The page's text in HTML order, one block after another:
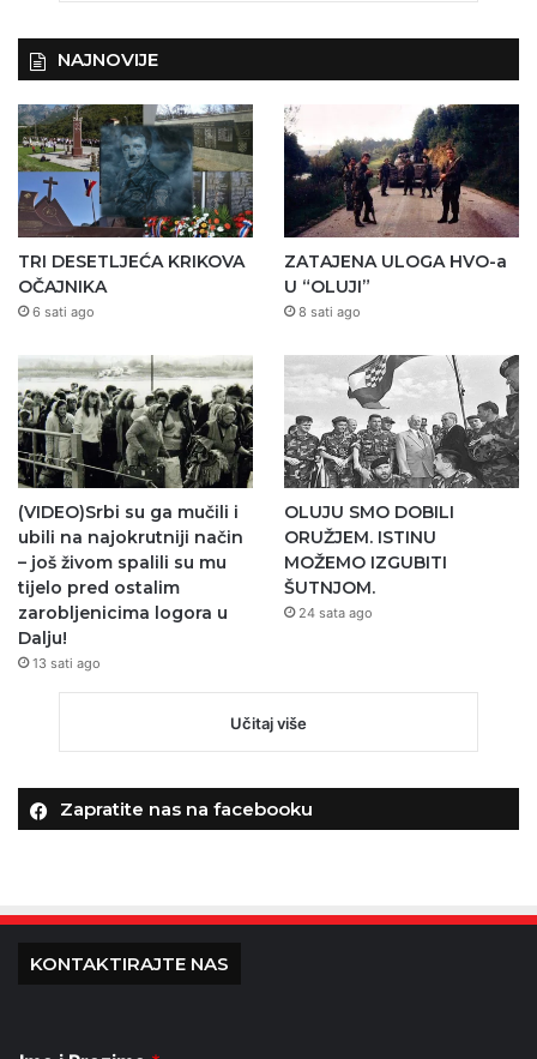
NAJNOVIJE
TRI DESETLJEĆA KRIKOVA
OČAJNIKA
6 sati ago
ZATAJENA ULOGA HVO-a
U “OLUJI”
8 sati ago
(VIDEO)Srbi su ga mučili i
ubili na najokrutniji način
– još živom spalili su mu
tijelo pred ostalim
zarobljenicima logora u
Dalju!
13 sati ago
OLUJU SMO DOBILI
ORUŽJEM. ISTINU
MOŽEMO IZGUBITI
ŠUTNJOM.
24 sata ago
Učitaj više
Zapratite nas na facebooku
KONTAKTIRAJTE NAS